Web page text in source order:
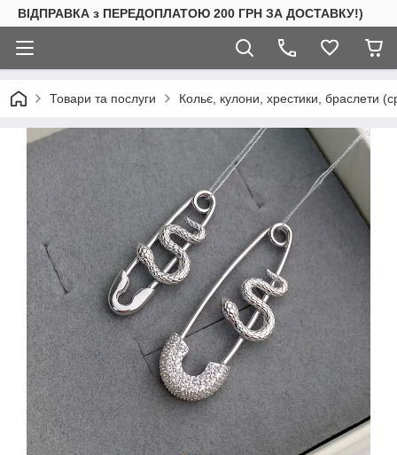
ВІДПРАВКА з ПЕРЕДОПЛАТОЮ 200 ГРН ЗА ДОСТАВКУ!)
Товари та послуги Кольє, кулони, хрестики, браслети